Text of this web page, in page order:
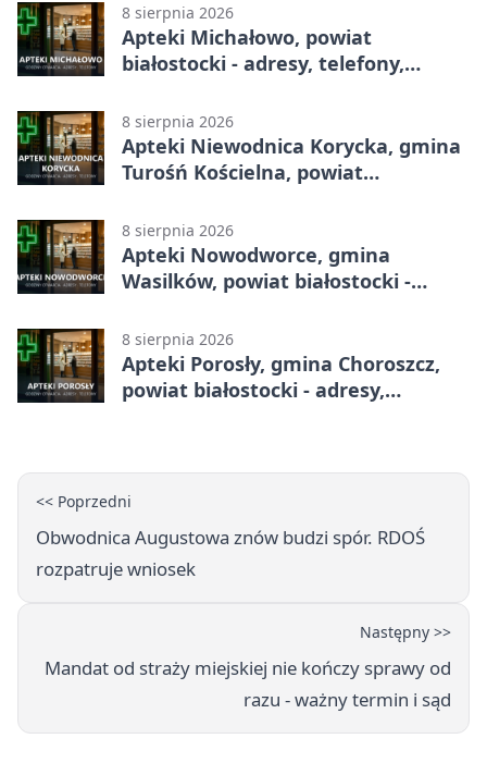
8 sierpnia 2026
Apteki Michałowo, powiat
białostocki - adresy, telefony,
8 sierpnia 2026
Apteki Niewodnica Korycka, gmina
Turośń Kościelna, powiat
godziny otwarcia
8 sierpnia 2026
Apteki Nowodworce, gmina
Wasilków, powiat białostocki -
8 sierpnia 2026
Apteki Porosły, gmina Choroszcz,
powiat białostocki - adresy,
<< Poprzedni
Obwodnica Augustowa znów budzi spór. RDOŚ
rozpatruje wniosek
Następny >>
Mandat od straży miejskiej nie kończy sprawy od
razu - ważny termin i sąd